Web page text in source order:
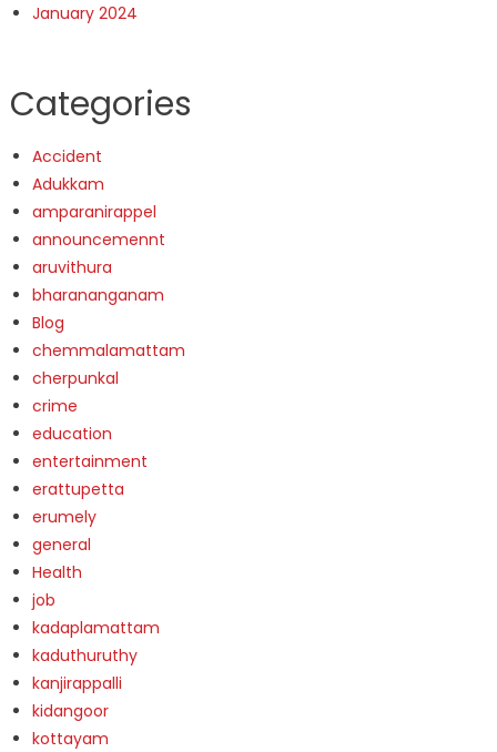
January 2024
Categories
Accident
Adukkam
amparanirappel
announcemennt
aruvithura
bharananganam
Blog
chemmalamattam
cherpunkal
crime
education
entertainment
erattupetta
erumely
general
Health
job
kadaplamattam
kaduthuruthy
kanjirappalli
kidangoor
kottayam